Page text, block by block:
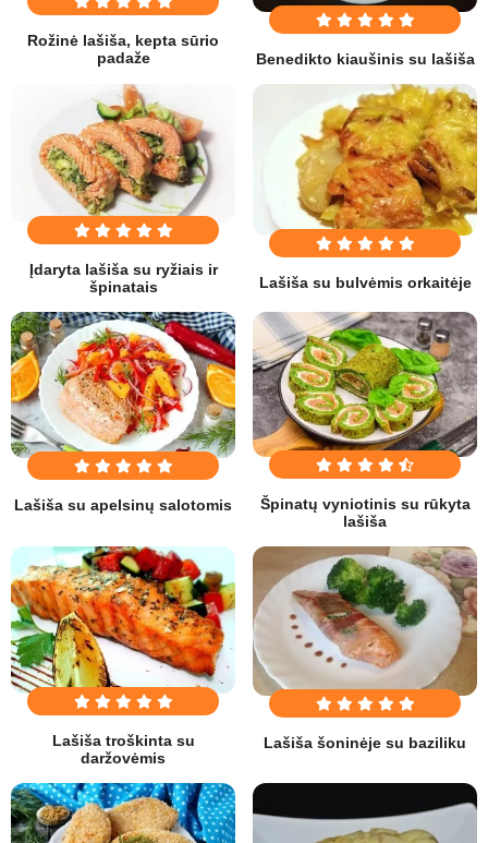
Rožinė lašiša, kepta sūrio
padaže
Benedikto kiaušinis su lašiša
Įdaryta lašiša su ryžiais ir
špinatais
Lašiša su bulvėmis orkaitėje
Lašiša su apelsinų salotomis
Špinatų vyniotinis su rūkyta
lašiša
Lašiša troškinta su
daržovėmis
Lašiša šoninėje su baziliku